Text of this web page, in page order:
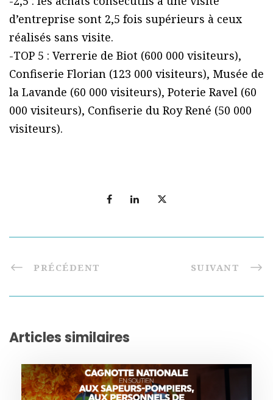
d’entreprise sont 2,5 fois supérieurs à ceux
réalisés sans visite.
-TOP 5 : Verrerie de Biot (600 000 visiteurs),
Confiserie Florian (123 000 visiteurs), Musée de
la Lavande (60 000 visiteurs), Poterie Ravel (60
000 visiteurs), Confiserie du Roy René (50 000
visiteurs).
PRÉCÉDENT SUIVANT
Articles similaires